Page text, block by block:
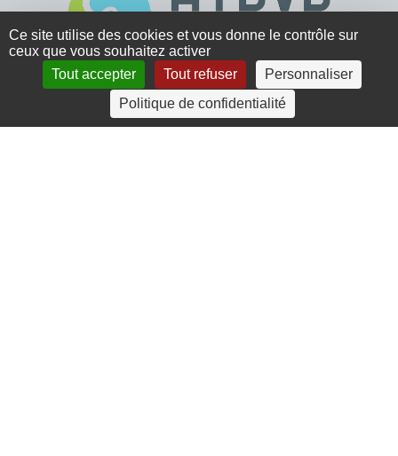
4 rue Crec’h-Ugen
22810 Belle Isle en Terre
Ce site utilise des cookies et vous donne le contrôle sur
ceux que vous souhaitez activer
Tout accepter
Tout refuser
Personnaliser
Politique de confidentialité